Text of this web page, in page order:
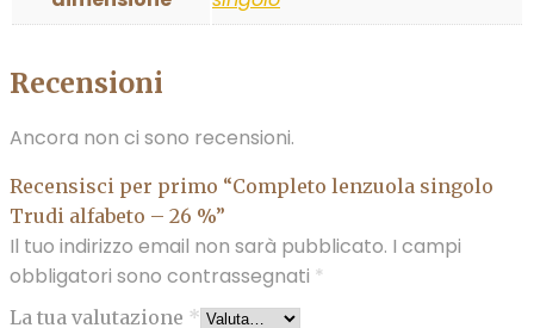
Recensioni
Ancora non ci sono recensioni.
Recensisci per primo “Completo lenzuola singolo
Trudi alfabeto – 26 %”
Il tuo indirizzo email non sarà pubblicato. I campi
obbligatori sono contrassegnati *
La tua valutazione *